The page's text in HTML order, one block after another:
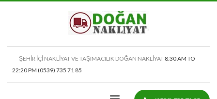
ŞEHİR İÇİ NAKLİYAT VE TAŞIMACILIK DOĞAN NAKLİYAT 8:30 AM TO
22:20 PM (0539) 735 71 85